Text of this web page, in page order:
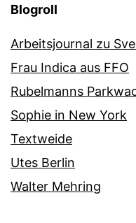
Blogroll
Arbeitsjournal zu
Frau Indica aus FFO
Rubelmanns
Sophie in New York
Textweide
Utes Berlin
Walter Mehring